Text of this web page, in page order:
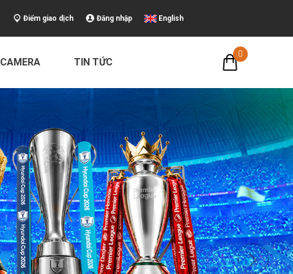
Điểm giao dịch Đăng nhập English
TIN TỨC
0